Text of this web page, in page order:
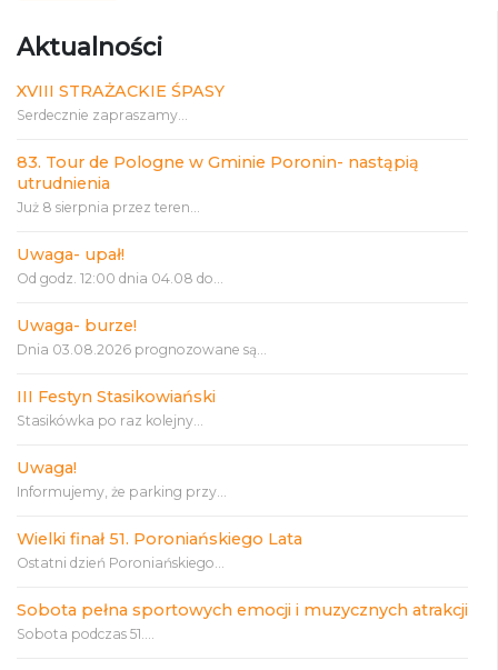
Aktualności
XVIII STRAŻACKIE ŚPASY
Serdecznie zapraszamy...
83. Tour de Pologne w Gminie Poronin- nastąpią
utrudnienia
Już 8 sierpnia przez teren...
Uwaga- upał!
Od godz. 12:00 dnia 04.08 do...
Uwaga- burze!
Dnia 03.08.2026 prognozowane są...
III Festyn Stasikowiański
Stasikówka po raz kolejny...
Uwaga!
Informujemy, że parking przy...
Wielki finał 51. Poroniańskiego Lata
Ostatni dzień Poroniańskiego...
Sobota pełna sportowych emocji i muzycznych atrakcji
Sobota podczas 51....